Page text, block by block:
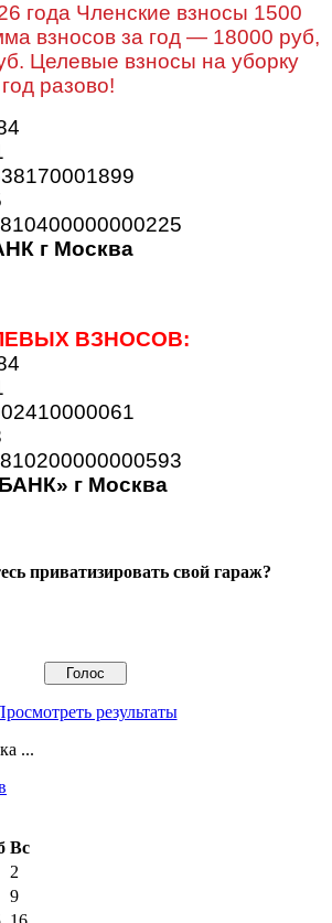
года Членские взносы 1500
взносов за год — 18000 руб,
Целевые взносы на уборку
разово!
г Москва
ВЗНОСОВ:
г Москва
приватизировать свой гараж?
результаты
...
Вс
2
9